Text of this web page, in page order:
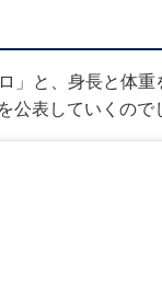
と、身長と体重
公表していくので